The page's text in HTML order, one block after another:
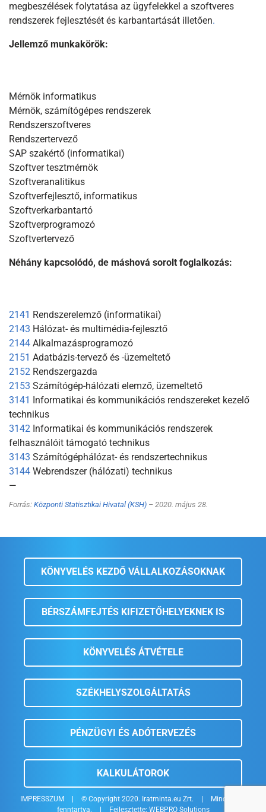
megbeszélések folytatása az ügyfelekkel a szoftveres
rendszerek fejlesztését és karbantartását illetően.
Jellemző munkakörök:
Mérnök informatikus
Mérnök, számítógépes rendszerek
Rendszerszoftveres
Rendszertervező
SAP szakértő (informatikai)
Szoftver tesztmérnök
Szoftveranalitikus
Szoftverfejlesztő, informatikus
Szoftverkarbantartó
Szoftverprogramozó
Szoftvertervező
Néhány kapcsolódó, de máshová sorolt foglalkozás:
2141 Rendszerelemző (informatikai)
2143 Hálózat- és multimédia-fejlesztő
2144 Alkalmazásprogramozó
2151 Adatbázis-tervező és -üzemeltető
2152 Rendszergazda
2153 Számítógép-hálózati elemző, üzemeltető
3141 Informatikai és kommunikációs rendszereket kezelő
technikus
3142 Informatikai és kommunikációs rendszerek
felhasználóit támogató technikus
3143 Számítógéphálózat- és rendszertechnikus
3144 Webrendszer (hálózati) technikus
—
Forrás: Központi Statisztikai Hivatal (KSH) – 2020. május 28.
KÖNYVELÉS KEZDŐ VÁLLALKOZÁSOKNAK
BÉRSZÁMFEJTÉS KIFIZETŐHELYEKNEK IS
KÖNYVELÉS ÁTVÉTELE
SZÉKHELYSZOLGÁLTATÁS
PÉNZÜGYI ÉS ADÓTERVEZÉS
KALKULÁTOROK
IMPRESSZUM © Copyright 2020. Iratminta.eu Zrt.
Minden jog
fenntartva.
Fejlesztette: WEBPRO Solutions